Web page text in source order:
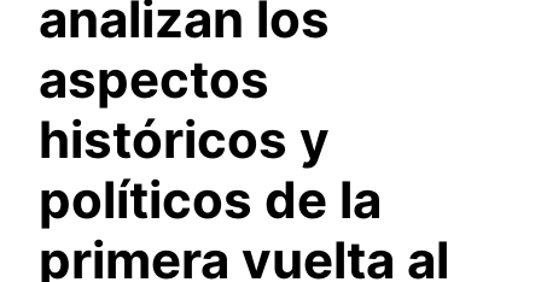
analizan los
aspectos
históricos y
políticos de la
primera vuelta al